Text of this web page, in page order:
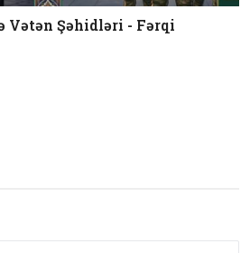
Vətən Şəhidləri - Fərqi